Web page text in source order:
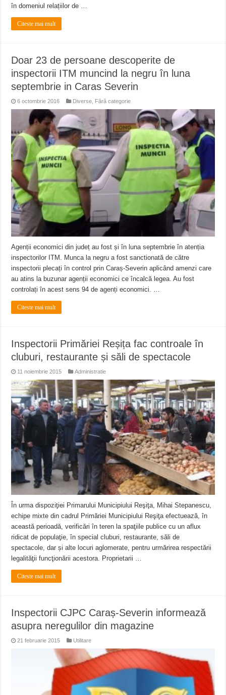
în domeniul relațiilor de …
Citeste mai mult
Doar 23 de persoane descoperite de
inspectorii ITM muncind la negru în luna
septembrie in Caras Severin
6 octombrie 2016 Diverse Fără categorie
Agenții economici din județ au fost și în luna septembrie în atenția
inspectorilor ITM. Munca la negru a fost sanctionată de către
inspectorii plecați în control prin Caraș-Severin aplicând amenzi care
au atins la buzunar agenții economici ce încalcă legea. Au fost
controlați în acest sens 94 de agenți economici. …
Citeste mai mult
Inspectorii Primăriei Reșița fac controale în
cluburi, restaurante și săli de spectacole
11 noiembrie 2015 Administratie
În urma dispoziţiei Primarului Municipiului Reşiţa, Mihai Stepanescu,
echipe mixte din cadrul Primăriei Municipiului Reşiţa efectuează, în
această perioadă, verificări în teren la spaţiile publice cu un aflux
ridicat de populaţie, în special cluburi, restaurante, săli de
spectacole, dar și alte locuri aglomerate, pentru urmărirea respectării
legalităţii funcţionării acestora. Proprietarii …
Citeste mai mult
Inspectorii CJPC Caraș-Severin informează
asupra neregulilor din magazine
21 februarie 2015 Utilitare